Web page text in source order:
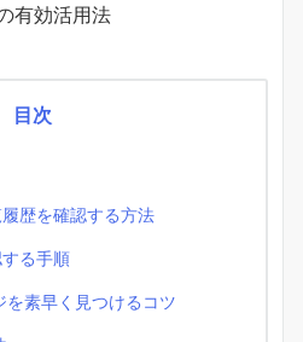
有効活用法
目次
歴を確認する方法
る手順
素早く見つけるコツ